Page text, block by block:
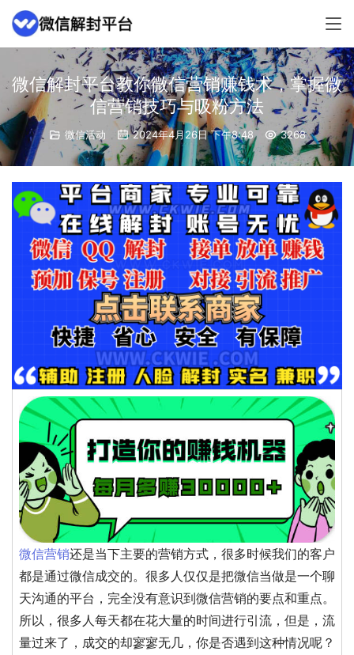
微信解封平台教你微信营销赚钱术，掌握微
信营销技巧与吸粉方法
微信活动 2024年4月26日 下午8:48 3268
微信营销还是当下主要的营销方式，很多时候我们的客户
都是通过微信成交的。很多人仅仅是把微信当做是一个聊
天沟通的平台，完全没有意识到微信营销的要点和重点。
所以，很多人每天都在花大量的时间进行引流，但是，流
量过来了，成交的却寥寥无几，你是否遇到这种情况呢？